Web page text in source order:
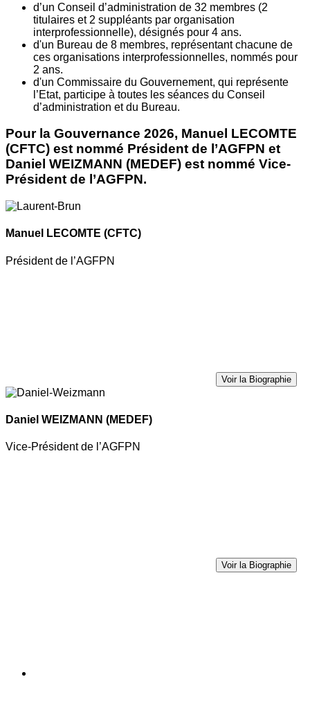
d’un Conseil d’administration de 32 membres (2
titulaires et 2 suppléants par organisation
interprofessionnelle), désignés pour 4 ans.
d'un Bureau de 8 membres, représentant chacune de
ces organisations interprofessionnelles, nommés pour
2 ans.
d'un Commissaire du Gouvernement, qui représente
l’Etat, participe à toutes les séances du Conseil
d’administration et du Bureau.
Pour la Gouvernance 2026, Manuel LECOMTE
(CFTC) est nommé Président de l’AGFPN et
Daniel WEIZMANN (MEDEF) est nommé Vice-
Président de l’AGFPN.
Manuel LECOMTE (CFTC)
Président de l’AGFPN
Voir la Biographie
Daniel WEIZMANN (MEDEF)
Vice-Président de l’AGFPN
Voir la Biographie